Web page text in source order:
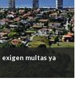
exigen multas ya